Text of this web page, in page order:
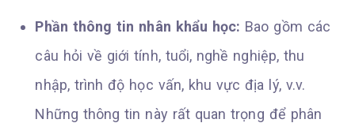
Phần thông tin nhân khẩu học: Bao gồm các
câu hỏi về giới tính, tuổi, nghề nghiệp, thu
nhập, trình độ học vấn, khu vực địa lý, v.v.
Những thông tin này rất quan trọng để phân